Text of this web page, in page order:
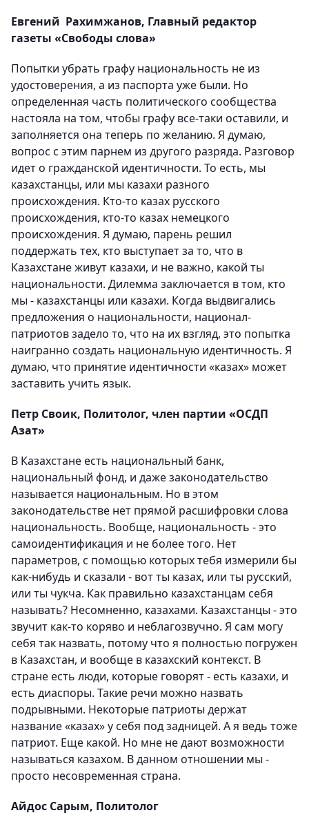
Евгений Рахимжанов, Главный редактор
газеты «Свободы слова»
Попытки убрать графу национальность не из
удостоверения, а из паспорта уже были. Но
определенная часть политического сообщества
настояла на том, чтобы графу все-таки оставили, и
заполняется она теперь по желанию. Я думаю,
вопрос с этим парнем из другого разряда. Разговор
идет о гражданской идентичности. То есть, мы
казахстанцы, или мы казахи разного
происхождения. Кто-то казах русского
происхождения, кто-то казах немецкого
происхождения. Я думаю, парень решил
поддержать тех, кто выступает за то, что в
Казахстане живут казахи, и не важно, какой ты
национальности. Дилемма заключается в том, кто
мы - казахстанцы или казахи. Когда выдвигались
предложения о национальности, национал-
патриотов задело то, что на их взгляд, это попытка
наигранно создать национальную идентичность. Я
думаю, что принятие идентичности «казах» может
заставить учить язык.
Петр Своик, Политолог, член партии «ОСДП
Азат»
В Казахстане есть национальный банк,
национальный фонд, и даже законодательство
называется национальным. Но в этом
законодательстве нет прямой расшифровки слова
национальность. Вообще, национальность - это
самоидентификация и не более того. Нет
параметров, с помощью которых тебя измерили бы
как-нибудь и сказали - вот ты казах, или ты русский,
или ты чукча. Как правильно казахстанцам себя
называть? Несомненно, казахами. Казахстанцы - это
звучит как-то коряво и неблагозвучно. Я сам могу
себя так назвать, потому что я полностью погружен
в Казахстан, и вообще в казахский контекст. В
стране есть люди, которые говорят - есть казахи, и
есть диаспоры. Такие речи можно назвать
подрывными. Некоторые патриоты держат
название «казах» у себя под задницей. А я ведь тоже
патриот. Еще какой. Но мне не дают возможности
называться казахом. В данном отношении мы -
просто несовременная страна.
Айдос Сарым, Политолог